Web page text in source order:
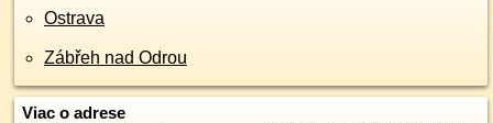
Ostrava
Zábřeh nad Odrou
Viac o adrese